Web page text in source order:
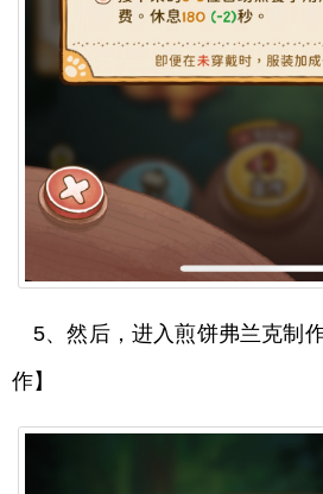
5、然后，进入煎饼弗兰克制
作】